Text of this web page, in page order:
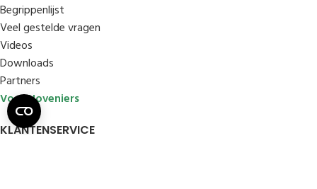
Begrippenlijst
Veel gestelde vragen
Videos
Downloads
Partners
Voor Hoveniers
KLANTENSERVICE